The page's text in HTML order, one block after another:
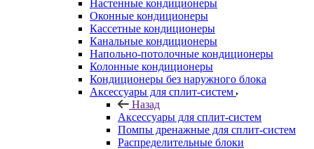
Настенные кондиционеры
Оконные кондиционеры
Кассетные кондиционеры
Канальные кондиционеры
Напольно-потолочные кондиционеры
Колонные кондиционеры
Кондиционеры без наружного блока
Аксессуары для сплит-систем
Назад
Аксессуары для сплит-систем
Помпы дренажные для сплит-систем
Распределительные блоки